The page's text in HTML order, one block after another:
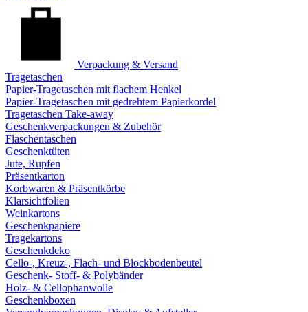
Verpackung & Versand
Tragetaschen
Papier-Tragetaschen mit flachem Henkel
Papier-Tragetaschen mit gedrehtem Papierkordel
Tragetaschen Take-away
Geschenkverpackungen & Zubehör
Flaschentaschen
Geschenktüten
Jute, Rupfen
Präsentkarton
Korbwaren & Präsentkörbe
Klarsichtfolien
Weinkartons
Geschenkpapiere
Tragekartons
Geschenkdeko
Cello-, Kreuz-, Flach- und Blockbodenbeutel
Geschenk- Stoff- & Polybänder
Holz- & Cellophanwolle
Geschenkboxen